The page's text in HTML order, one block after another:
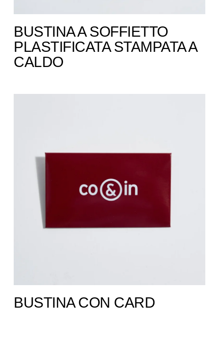
BUSTINA A SOFFIETTO
PLASTIFICATA STAMPATA A
CALDO
BUSTINA CON CARD